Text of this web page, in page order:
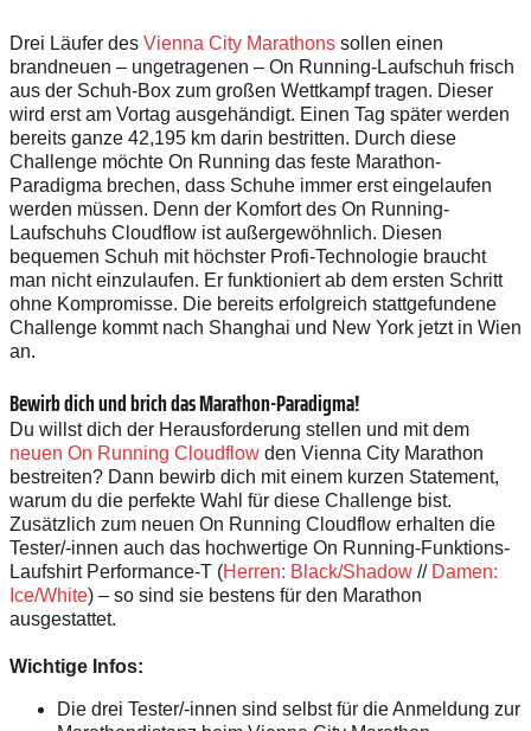
Drei Läufer des Vienna City Marathons sollen einen
brandneuen – ungetragenen – On Running-Laufschuh frisch
aus der Schuh-Box zum großen Wettkampf tragen. Dieser
wird erst am Vortag ausgehändigt. Einen Tag später werden
bereits ganze 42,195 km darin bestritten. Durch diese
Challenge möchte On Running das feste Marathon-
Paradigma brechen, dass Schuhe immer erst eingelaufen
werden müssen. Denn der Komfort des On Running-
Laufschuhs Cloudflow ist außergewöhnlich. Diesen
bequemen Schuh mit höchster Profi-Technologie braucht
man nicht einzulaufen. Er funktioniert ab dem ersten Schritt
ohne Kompromisse. Die bereits erfolgreich stattgefundene
Challenge kommt nach Shanghai und New York jetzt in Wien
an.
Bewirb dich und brich das Marathon-Paradigma!
Du willst dich der Herausforderung stellen und mit dem
neuen On Running Cloudflow den Vienna City Marathon
bestreiten? Dann bewirb dich mit einem kurzen Statement,
warum du die perfekte Wahl für diese Challenge bist.
Zusätzlich zum neuen On Running Cloudflow erhalten die
Tester/-innen auch das hochwertige On Running-Funktions-
Laufshirt Performance-T (Herren: Black/Shadow // Damen:
Ice/White) – so sind sie bestens für den Marathon
ausgestattet.
Wichtige Infos:
Die drei Tester/-innen sind selbst für die Anmeldung zur